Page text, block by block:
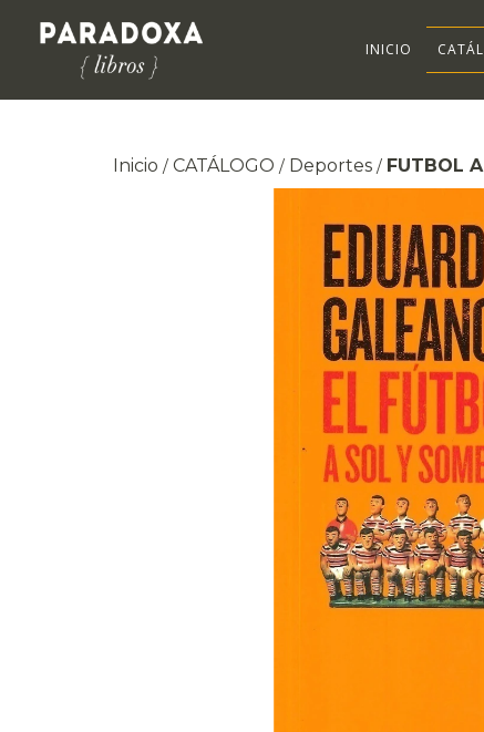
INICIO
Inicio / CATÁLOGO / Deportes / FUTBOL